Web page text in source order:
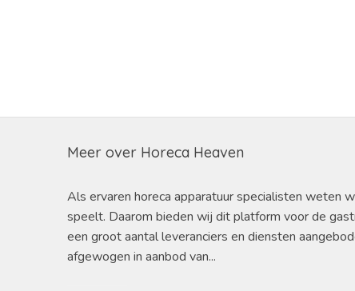
Meer over Horeca Heaven
Als ervaren horeca apparatuur specialisten weten
speelt. Daarom bieden wij dit platform voor de
een groot aantal leveranciers en diensten
afgewogen in aanbod van...